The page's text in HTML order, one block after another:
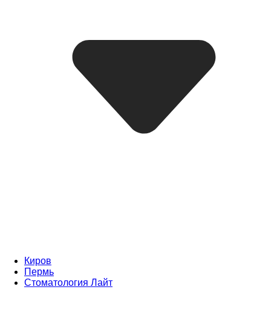
Киров
Пермь
Стоматология Лайт